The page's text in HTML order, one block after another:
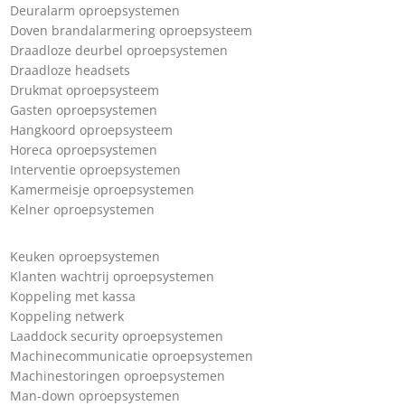
Deuralarm oproepsystemen
Doven brandalarmering oproepsysteem
Draadloze deurbel oproepsystemen
Draadloze headsets
Drukmat oproepsysteem
Gasten oproepsystemen
Hangkoord oproepsysteem
Horeca oproepsystemen
Interventie oproepsystemen
Kamermeisje oproepsystemen
Kelner oproepsystemen
Keuken oproepsystemen
Klanten wachtrij oproepsystemen
Koppeling met kassa
Koppeling netwerk
Laaddock security oproepsystemen
Machinecommunicatie oproepsystemen
Machinestoringen oproepsystemen
Man-down oproepsystemen